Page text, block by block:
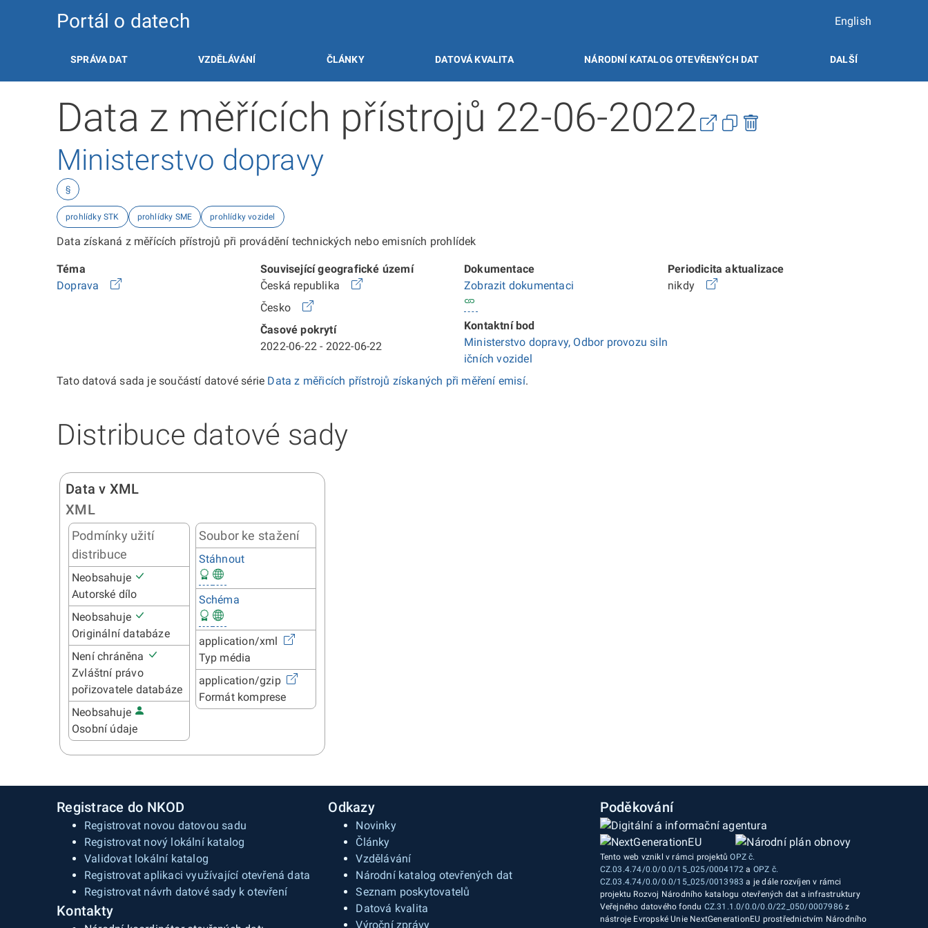
Portál o datech English
SPRÁVA DAT VZDĚLÁVÁNÍ ČLÁNKY DATOVÁ KVALITA NÁRODNÍ KATALOG OTEVŘENÝCH DAT DALŠÍ
Data z měřících přístrojů 22-06-2022
Ministerstvo dopravy
§
prohlídky STK prohlídky SME prohlídky vozidel
Data získaná z měřících přístrojů při provádění technických nebo emisních prohlídek
Téma
Doprava
Související geografické území
Česká republika
Česko
Časové pokrytí
2022-06-22 - 2022-06-22
Dokumentace
Zobrazit dokumentaci
Kontaktní bod
Ministerstvo dopravy, Odbor provozu siln
ičních vozidel
Periodicita aktualizace
nikdy
Tato datová sada je součástí datové série Data z měřicích přístrojů získaných při měření emisí.
Distribuce datové sady
Data v XML
XML
Podmínky užití
distribuce
Neobsahuje
Autorské dílo
Neobsahuje
Originální databáze
Není chráněna
Zvláštní právo
pořizovatele databáze
Neobsahuje
Osobní údaje
Soubor ke stažení
Stáhnout
Schéma
application/xml
Typ média
application/gzip
Formát komprese
Registrace do NKOD
Registrovat novou datovou sadu
Registrovat nový lokální katalog
Validovat lokální katalog
Registrovat aplikaci využívající otevřená data
Registrovat návrh datové sady k otevření
Kontakty
Odkazy
Novinky
Články
Vzdělávání
Národní katalog otevřených dat
Seznam poskytovatelů
Datová kvalita
Výroční zprávy
Poděkování
Tento web vznikl v rámci projektůOPZ č.
CZ.03.4.74/0.0/0.0/15_025/0004172 a OPZ č.
CZ.03.4.74/0.0/0.0/15_025/0013983 a je dále rozvíjen v rámci
projektu Rozvoj Národního katalogu otevřených dat a infrastruktury
Veřejného datového fondu CZ.31.1.0/0.0/0.0/22_050/0007986 z
nástroje Evropské Unie NextGenerationEU prostřednictvím Národního